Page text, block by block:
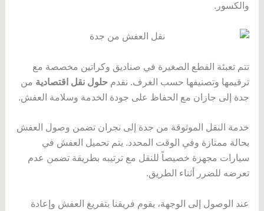
والكسور.
تتم تعبئة القطع الصغيرة في صناديق وكراتين مخصصة مع
ترقيمها وتصنيفها حسب الغرف. نقدم حلول نقل اقتصادية من
جدة إلى جازان مع الحفاظ على جودة الخدمة وسلامة العفش.
خدمة النقل الموثوقة من جدة إلى نجران تضمن وصول العفش
بحالة ممتازة وفي الوقت المحدد. يتم تحميل العفش في
سيارات مجهزة خصيصاً للنقل مع ترتيبه بطريقة تضمن عدم
تعرضه للضرر أثناء الطريق.
عند الوصول إلى الوجهة، يقوم فريقنا بتفريغ العفش وإعادة